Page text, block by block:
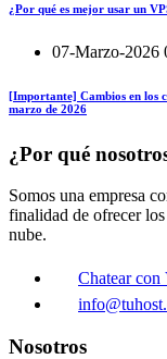
¿Por qué es mejor usar un
07-Marzo-2026
[Importante] Cambios en los
marzo de 2026
¿Por qué
Somos una empresa
finalidad de ofrecer
nube.
Chatear con
Nosotros